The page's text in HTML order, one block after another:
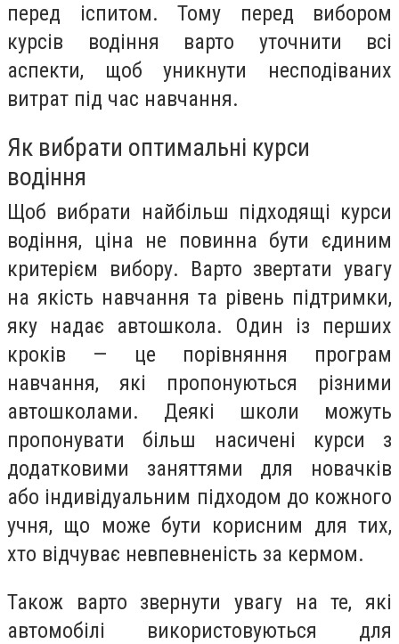
перед іспитом. Тому перед вибором
курсів водіння варто уточнити всі
аспекти, щоб уникнути несподіваних
витрат під час навчання.
Як вибрати оптимальні курси
водіння
Щоб вибрати найбільш підходящі курси
водіння, ціна не повинна бути єдиним
критерієм вибору. Варто звертати увагу
на якість навчання та рівень підтримки,
яку надає автошкола. Один із перших
кроків — це порівняння програм
навчання, які пропонуються різними
автошколами. Деякі школи можуть
пропонувати більш насичені курси з
додатковими заняттями для новачків
або індивідуальним підходом до кожного
учня, що може бути корисним для тих,
хто відчуває невпевненість за кермом.
Також варто звернути увагу на те, які
автомобілі використовуються для